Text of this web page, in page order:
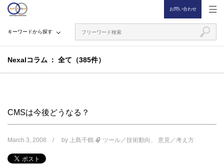
お問い合わせ
Nexalコラム 全て（385件）
キーワードから探す
CMSは今後どうなる？
March 3, 2008 by 上島千鶴 ツール／技術動向 意見／考え方